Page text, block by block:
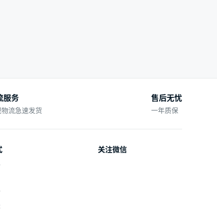
服务
流急速发货
售后无忧
一年质保
关注微信